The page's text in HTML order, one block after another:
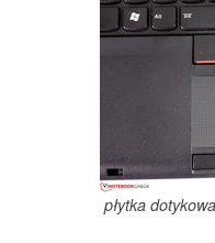
płytka